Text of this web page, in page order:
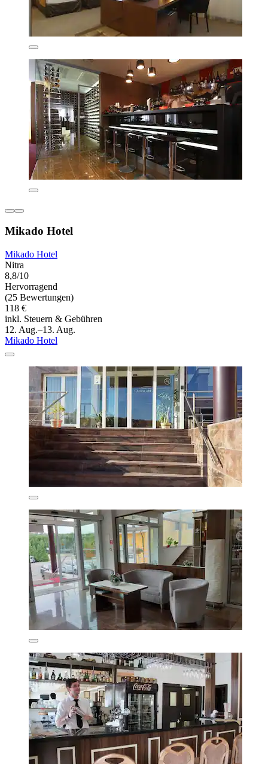
Mikado Hotel
Mikado Hotel
Nitra
8,8/10
Hervorragend
(25 Bewertungen)
118 €
inkl. Steuern & Gebühren
12. Aug.–13. Aug.
Mikado Hotel